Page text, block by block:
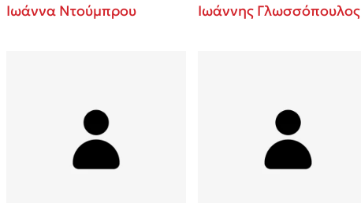
Ιωάννα Ντούμπρου Ιωάννης Γλωσσόπουλος